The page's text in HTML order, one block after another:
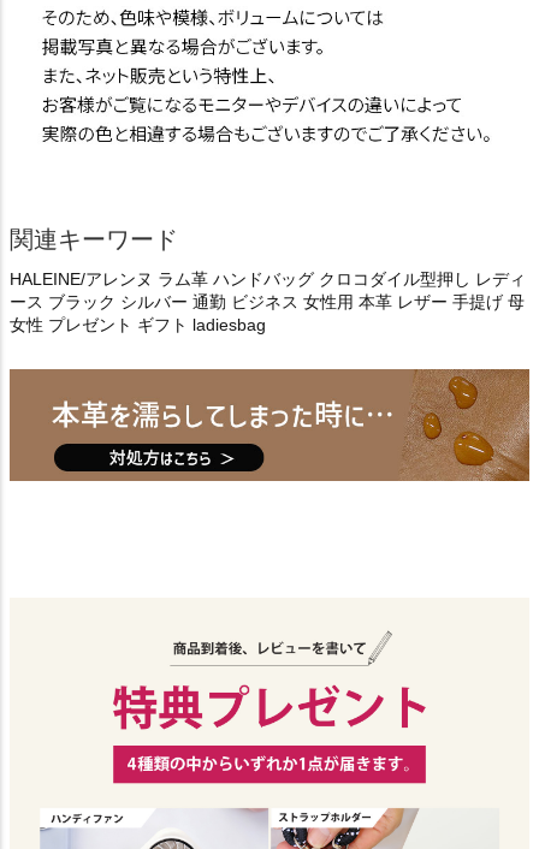
関連キーワード
HALEINE/アレンヌ ラム革 ハンドバッグ クロコダイル型押し レディ
ース ブラック シルバー 通勤 ビジネス 女性用 本革 レザー 手提げ 母
女性 プレゼント ギフト ladiesbag